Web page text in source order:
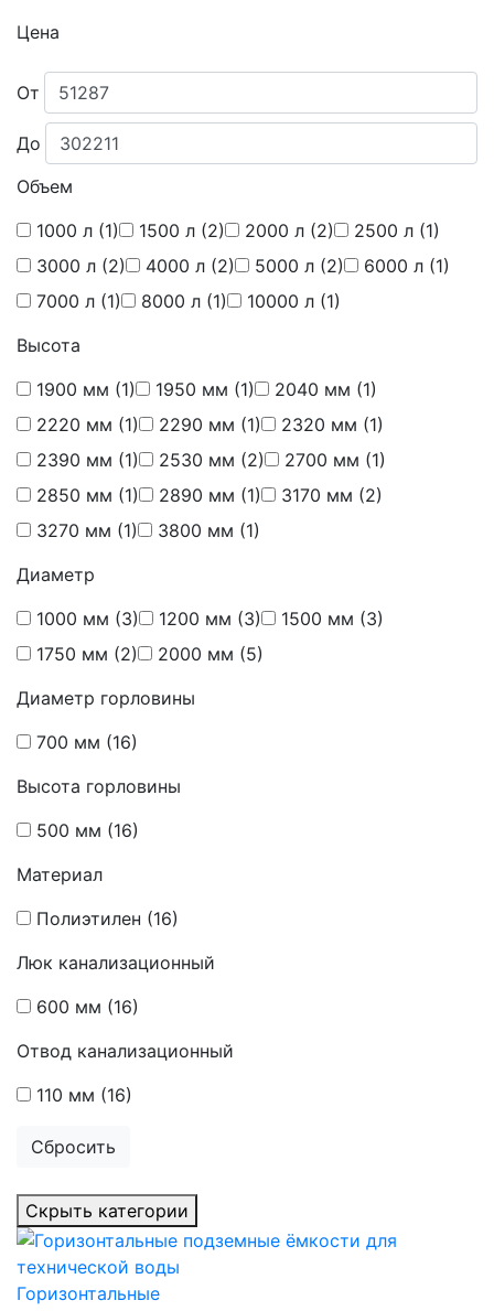
Цена
От
До
Объем
1000 л (1) 1500 л (2) 2000 л (2) 2500 л (1)
3000 л (2) 4000 л (2) 5000 л (2) 6000 л (1)
7000 л (1) 8000 л (1) 10000 л (1)
Высота
1900 мм (1) 1950 мм (1) 2040 мм (1)
2220 мм (1) 2290 мм (1) 2320 мм (1)
2390 мм (1) 2530 мм (2) 2700 мм (1)
2850 мм (1) 2890 мм (1) 3170 мм (2)
3270 мм (1) 3800 мм (1)
Диаметр
1000 мм (3) 1200 мм (3) 1500 мм (3)
1750 мм (2) 2000 мм (5)
Диаметр горловины
700 мм (16)
Высота горловины
500 мм (16)
Материал
Полиэтилен (16)
Люк канализационный
600 мм (16)
Отвод канализационный
110 мм (16)
Сбросить
Скрыть категории
Горизонтальные